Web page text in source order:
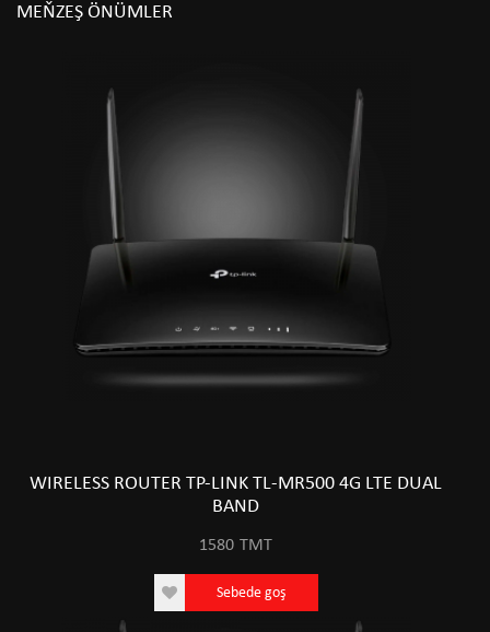
MEŇZEŞ ÖNÜMLER
WIRELESS ROUTER TP-LINK TL-MR500 4G LTE DUAL
BAND
1580 TMT
Sebede goş